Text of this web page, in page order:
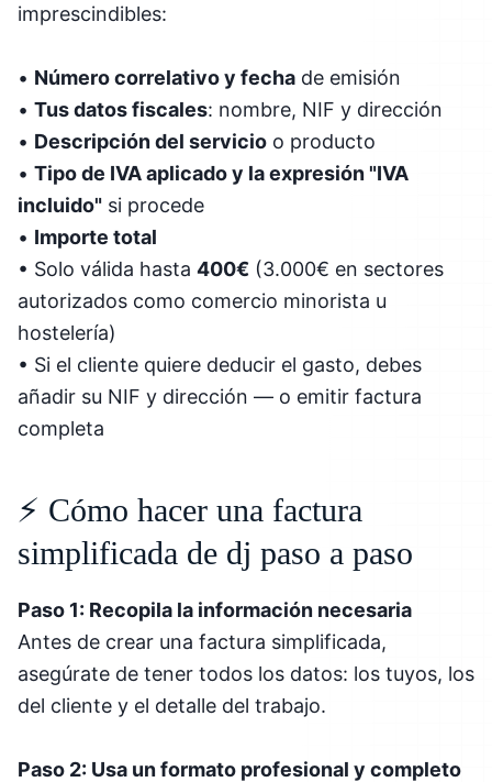
imprescindibles:
• Número correlativo y fecha de emisión
• Tus datos fiscales: nombre, NIF y dirección
• Descripción del servicio o producto
• Tipo de IVA aplicado y la expresión "IVA
incluido" si procede
• Importe total
• Solo válida hasta 400€ (3.000€ en sectores
autorizados como comercio minorista u
hostelería)
• Si el cliente quiere deducir el gasto, debes
añadir su NIF y dirección — o emitir factura
completa
⚡ Cómo hacer una factura
simplificada de dj paso a paso
Paso 1: Recopila la información necesaria
Antes de crear una factura simplificada,
asegúrate de tener todos los datos: los tuyos, los
del cliente y el detalle del trabajo.
Paso 2: Usa un formato profesional y completo